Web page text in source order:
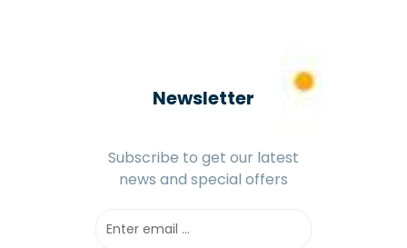
Newsletter
Subscribe to get our latest
news and special offers